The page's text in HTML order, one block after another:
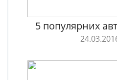
5 популярних